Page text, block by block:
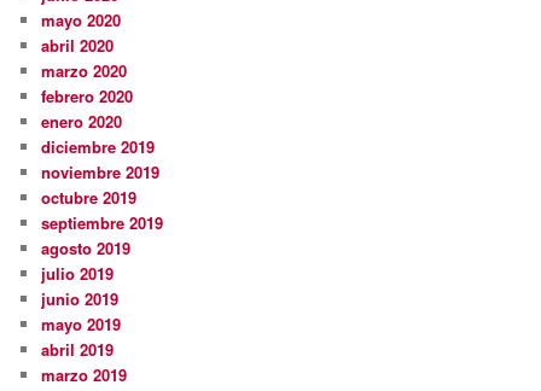
mayo 2020
abril 2020
marzo 2020
febrero 2020
enero 2020
diciembre 2019
noviembre 2019
octubre 2019
septiembre 2019
agosto 2019
julio 2019
junio 2019
mayo 2019
abril 2019
marzo 2019